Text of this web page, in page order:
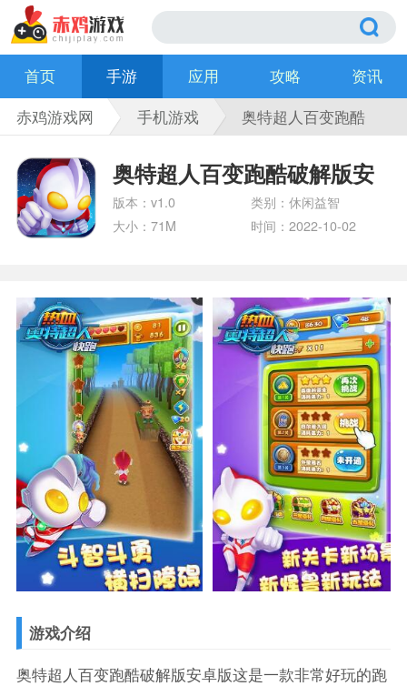
首页 手游 应用 攻略
资讯
赤鸡游戏网
手机游戏
奥特超人百变跑酷
奥特超人百变跑酷破解版安
卓版
版本：v1.0
类别：休闲益智
大小：71M
时间：2022-10-02
游戏介绍
奥特超人百变跑酷破解版安卓版这是一款非常好玩的跑